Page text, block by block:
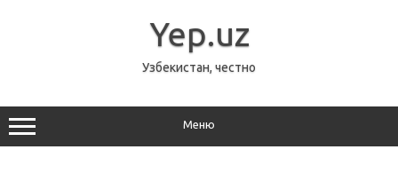
Yep.uz
Узбекистан, честно
Меню